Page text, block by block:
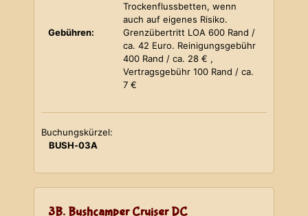
Trockenflussbetten, wenn
auch auf eigenes Risiko.
Gebühren:
Grenzübertritt LOA 600 Rand /
ca. 42 Euro. Reinigungsgebühr
400 Rand / ca. 28 € ,
Vertragsgebühr 100 Rand / ca.
7 €
Buchungskürzel:
BUSH-03A
3B. Bushcamper Cruiser DC